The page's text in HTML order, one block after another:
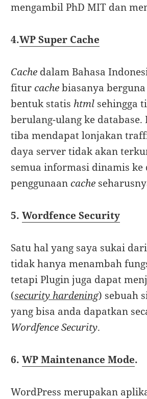
mengambil PhD MIT dan
4.WP Super Cache
Cache dalam Bahasa
fiturcachebiasanya
bentuk statis html sehingga
berulang-ulang ke
tiba mendapat lonjakan
daya server tidak akan
semua informasi dinamis ke
penggunaancache
5.Wordfence Security
Satu hal yang saya sukai
tidak hanya menambah
tetapi Plugin juga dapat
(security hardening) sebuah
yang bisa anda dapatkan
Wordfence Security.
6.WP Maintenance Mode.
WordPress merupakan